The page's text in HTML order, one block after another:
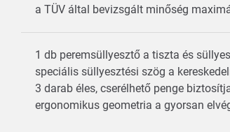
a TÜV által bevizsgált minőség
1 db peremsüllyesztő a tiszta és
speciális süllyesztési szög a
3 darab éles, cserélhető penge
ergonomikus geometria a gyorsan